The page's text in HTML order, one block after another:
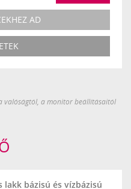
AD
valóságtól, a monitor beállításaitól
lakk bázisú és vízbázisú